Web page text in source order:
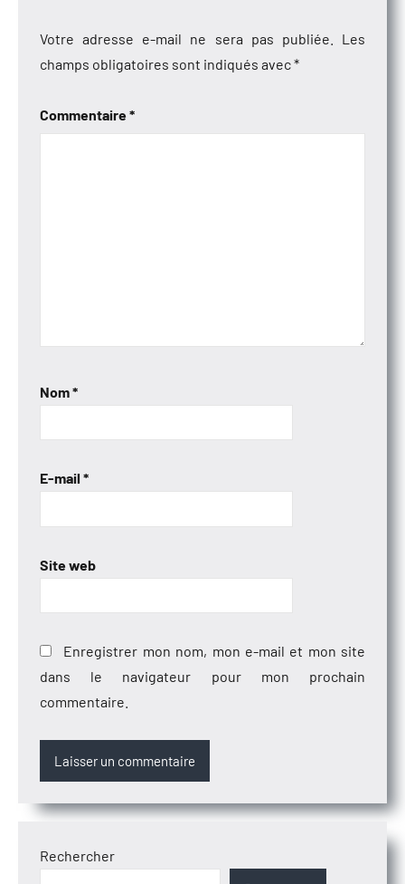
Votre adresse e-mail ne sera pas publiée.
Les
champs obligatoires sont indiqués avec*
Commentaire*
Nom*
E-mail *
Site web
Enregistrer mon nom, mon e-mail et mon site
dans le navigateur pour mon prochain
commentaire.
Rechercher